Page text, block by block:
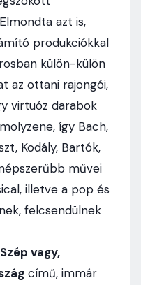
azt is,
produkciókkal
külön-külön
az ottani rajongói,
virtuóz darabok
így Bach,
Kodály, Bartók,
művei
illetve a pop és
felcsendülnek
Szép vagy,
című, immár